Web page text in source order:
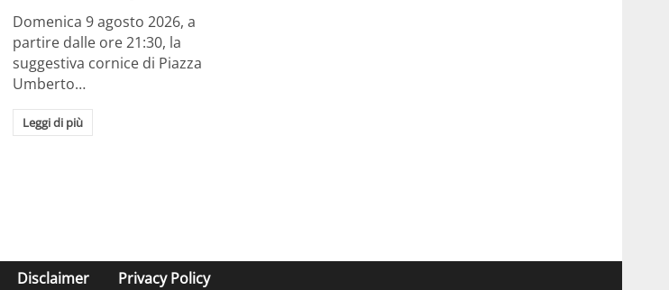
Domenica 9 agosto 2026, a
partire dalle ore 21:30, la
suggestiva cornice di Piazza
Umberto…
Leggi di più
Disclaimer Privacy Policy